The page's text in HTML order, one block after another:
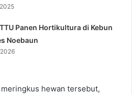
Panen Hortikultura di Kebun
Noebaun
hewan tersebut,